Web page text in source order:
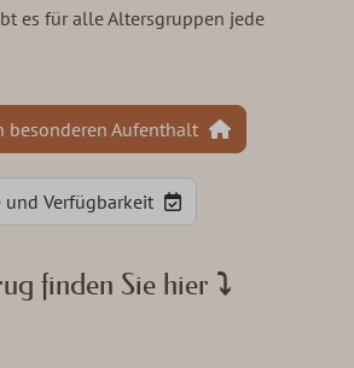
es für alle Altersgruppen jede
besonderen Aufenthalt
und Verfügbarkeit
finden Sie hier ⤵